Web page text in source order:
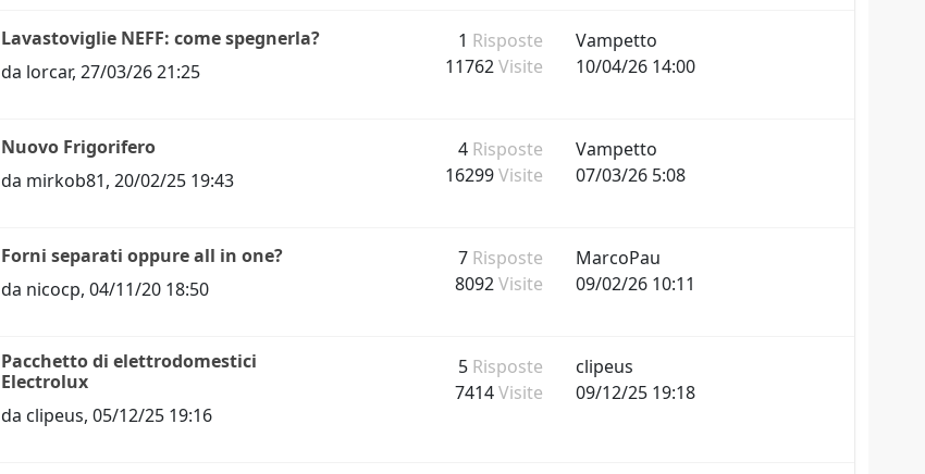
Lavastoviglie NEFF: come spegnerla?
da lorcar,27/03/26 21:25
1 Risposte
11762Visite
Vampetto
10/04/26 14:00
Nuovo Frigorifero
da mirkob81,20/02/25 19:43
4 Risposte
16299Visite
Vampetto
07/03/26 5:08
Forni separati oppure all in one?
da nicocp,04/11/20 18:50
7 Risposte
8092Visite
MarcoPau
09/02/26 10:11
Pacchetto di elettrodomestici
Electrolux
da clipeus,05/12/25 19:16
5 Risposte
7414Visite
clipeus
09/12/25 19:18